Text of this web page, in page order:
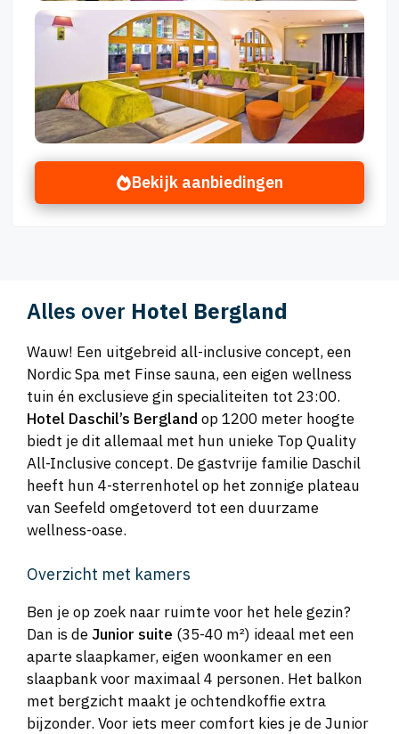
Bekijk aanbiedingen
Alles over Hotel Bergland
Wauw! Een uitgebreid all-inclusive concept, een
Nordic Spa met Finse sauna, een eigen wellness
tuin én exclusieve gin specialiteiten tot 23:00.
Hotel Daschil’s Bergland op 1200 meter hoogte
biedt je dit allemaal met hun unieke Top Quality
All-Inclusive concept. De gastvrije familie Daschil
heeft hun 4-sterrenhotel op het zonnige plateau
van Seefeld omgetoverd tot een duurzame
wellness-oase.
Overzicht met kamers
Ben je op zoek naar ruimte voor het hele gezin?
Dan is deJunior suite (35-40 m²) ideaal met een
aparte slaapkamer, eigen woonkamer en een
slaapbank voor maximaal 4 personen. Het balkon
met bergzicht maakt je ochtendkoffie extra
bijzonder. Voor iets meer comfort kies je de Junior